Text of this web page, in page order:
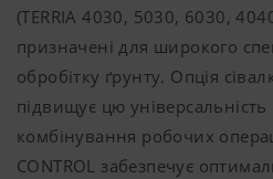
(TERRIA 4030, 5030, 6030,
призначені для широкого
обробітку ґрунту. Опція
підвищує цю універсальність
комбінування робочих
CONTROL забезпечує